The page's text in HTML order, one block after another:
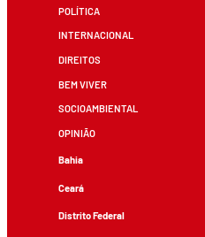
POLÍTICA
INTERNACIONAL
DIREITOS
BEM VIVER
SOCIOAMBIENTAL
OPINIÃO
Bahia
Ceará
Distrito Federal